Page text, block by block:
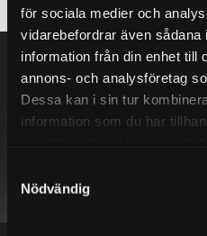
för sociala medier och
vidarebefordrar även sådana
information från din enhet till
annons- och analysföretag
Dessa kan i sin tur
information som du har
Nödvändig